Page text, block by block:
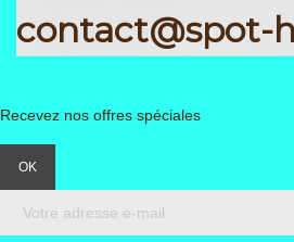
contact@spot-
Recevez nos offres spéciales